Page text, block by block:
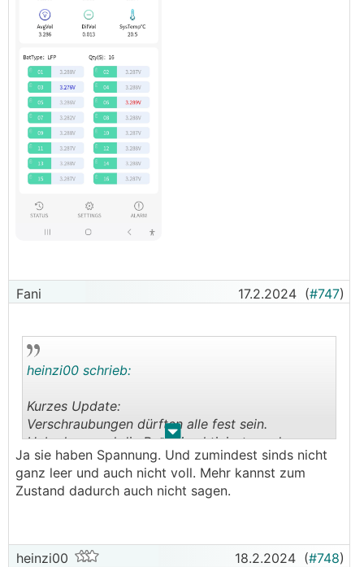
Fani 17.2.2024 (#747)
. .
heinzi00 schrieb:
Kurzes Update:
Verschraubungen dürften alle fest sein.
Habe kurz mal die Batterie aktiviert um den
Zustand der Zellen zu überprüfen und laut
meinen Laienwissen, dürfte das auch ok sein.
Ja sie haben Spannung. Und zumindest sinds nicht
ganz leer und auch nicht voll. Mehr kannst zum
Zustand dadurch auch nicht sagen.
heinzi00 18.2.2024 (#748)